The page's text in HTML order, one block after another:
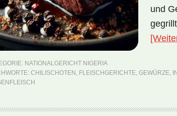
und
NATIONALGERICHT NIGERIA
CHILISCHOTEN , FLEISCHGERICHTE, GEWÜRZE,